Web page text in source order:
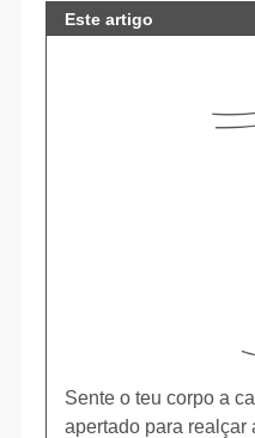
Este artigo
Sente o teu corpo a
apertado para realçar